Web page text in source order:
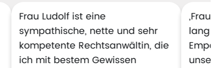
Frau Ludolf ist eine
sympathische, nette und sehr
kompetente Rechtsanwältin, die
ich mit bestem Gewissen
lang